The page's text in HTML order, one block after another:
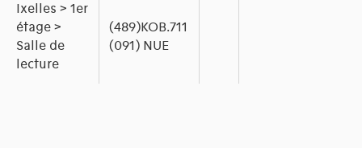
Ixelles > 1er
étage >
Salle de
lecture
(489)KOB.711
(091) NUE